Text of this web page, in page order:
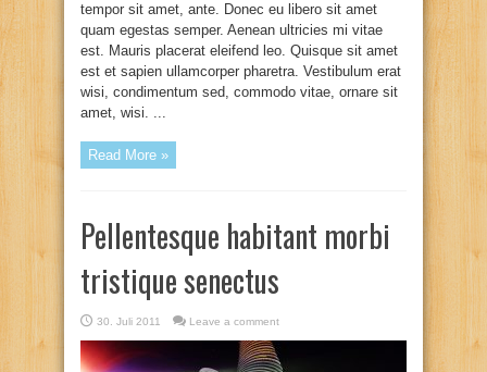
tempor sit amet, ante. Donec eu libero sit amet
quam egestas semper. Aenean ultricies mi vitae
est. Mauris placerat eleifend leo. Quisque sit amet
est et sapien ullamcorper pharetra. Vestibulum erat
wisi, condimentum sed, commodo vitae, ornare sit
amet, wisi. ...
Read More »
Pellentesque habitant morbi
tristique senectus
30. Juli 2011 Leave a comment